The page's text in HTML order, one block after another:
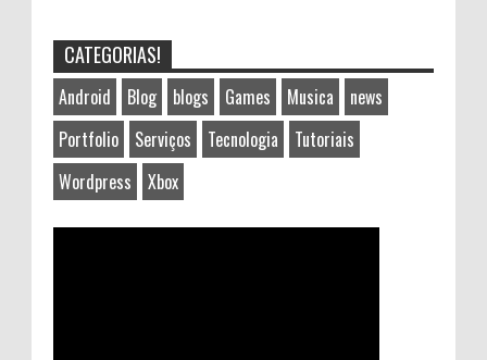
CATEGORIAS!
Android Blog blogs Games Musica
news
Portfolio
Serviços Tecnologia
Tutoriais
Wordpress
Xbox